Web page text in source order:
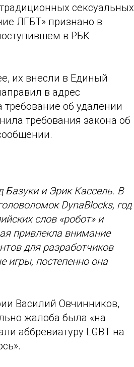
сексуальных
ЛГБТ» признано в
в РБК
их внесли в Единый
в адрес
требование об удалении
требования закона об
и Эрик Кассель. В
DynaBlocks, год
слов «робот» и
привлекла внимание
для разработчиков
игры, постепенно она
Василий Овчинников,
жалоба была «на
аббревиатуру LGBT на